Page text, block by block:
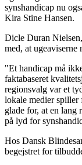
synshandicap nu
Kira Stine Hansen.
Dicle Duran
med, at ugeaviserne
"Et handicap må
faktabaseret
regionsvalg var et
lokale medier spiller
glade for, at en
på lyd for
Hos Dansk
begejstret for